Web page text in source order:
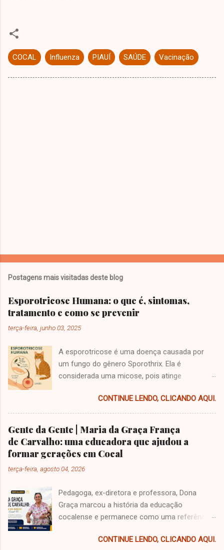
COCAL Influenza PIAUÍ SAÚDE Vacinação
Postagens mais visitadas deste blog
Esporotricose Humana: o que é, sintomas,
tratamento e como se prevenir
terça-feira, junho 03, 2025
A esporotricose é uma doença causada por
um fungo do gênero Sporothrix. Ela é
considerada uma micose, pois atinge
para outras partes do corpo. Essa infecção
geralmente acontece quando o fungo entra no
corpo por meio de arranhões, mordidas de
animais (principalmente gatos) ou por
acidentes com espinhos, palhas, madeiras e
plantas em decomposição. Como a pessoa
pode pegar esporotricose? A forma mais
gatos infectados, seja por arranhões, mordidas
ou contato direto com feridas do animal.
Também é possível pegar ao manusear plantas
áreas rurais. Quais são os sintomas? A doença
CONTINUE LENDO, CLICANDO AQUI.
Gente da Gente | Maria da Graça França
de Carvalho: uma educadora que ajudou a
formar gerações em Cocal
terça-feira, agosto 04, 2026
Pedagoga, ex-diretora e professora, Dona
Graça marcou a história da educação
cocalense e permanece como uma referência
Professora Graça França • Foto: Ilustrativa |
CONTINUE LENDO, CLICANDO AQUI.